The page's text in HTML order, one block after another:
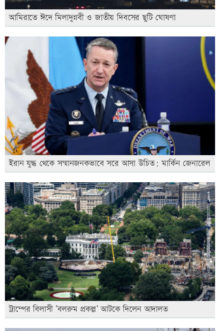
আমিরাতে ঈদে মিলাদুন্নবী ও জাতীয় দিবসের ছুটি ঘোষণা
ইরান যুদ্ধ থেকে সম্মানজনকভাবে সরে আসা উচিত: মার্কিন জেনারেল
ট্রাম্পের বিলাসী ’বলরুম প্রকল্প’ আটকে দিলেন আদালত